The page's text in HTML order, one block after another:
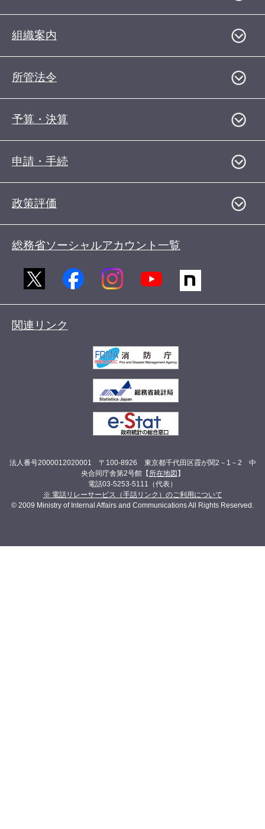
組織案内
所管法令
予算・決算
申請・手続
政策評価
総務省ソーシャルアカウント一覧
関連リンク
法人番号2000012020001 〒100-8926 東京都千代田区霞が関2－1－2 中
央合同庁舎第2号館【 所在地図 】
電話03-5253-5111（代表）
※ 電話リレーサービス（手話リンク）のご利用について
© 2009 Ministry of Internal Affairs and Communications All Rights Reserved.